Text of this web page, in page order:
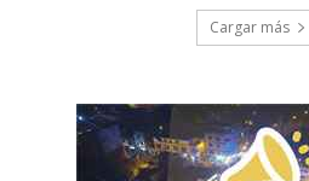
Cargar más